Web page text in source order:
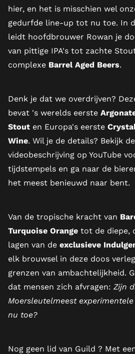
hier, en het is misschien wel
gedurfde line-up tot nu toe. In
leidt hoofdbrouwer Rowan je
van pittige IPA's tot zachte
complexe Barrel Aged Beers.
Denk je dat we overdrijven?
bevat 's werelds eerste
Stout en Europa's eerste
Wine. Wil je de details? Bekijk de
videobeschrijving op YouTube
tijdstempels en ga naar de
het meest benieuwd naar bent.
Van de tropische kracht van
Turquoise Orange tot de diepe,
lagen van de exclusieve
elk brouwsel in deze doos
grenzen van ambachtelijkheid.
dat mensen zich afvragen: Zijn
Moersleutelmeest
nu toe?
Nog geen lid van Guild ? Met